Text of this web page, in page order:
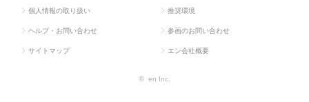
個人情報の取り扱い 推奨環境
ヘルプ・お問い合わせ 参画のお問い合わせ
サイトマップ エン会社概要
© en Inc.